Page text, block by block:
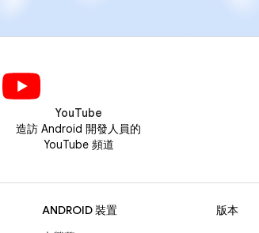
YouTube
造訪 Android 開發人員的
YouTube 頻道
ANDROID 裝置
版本